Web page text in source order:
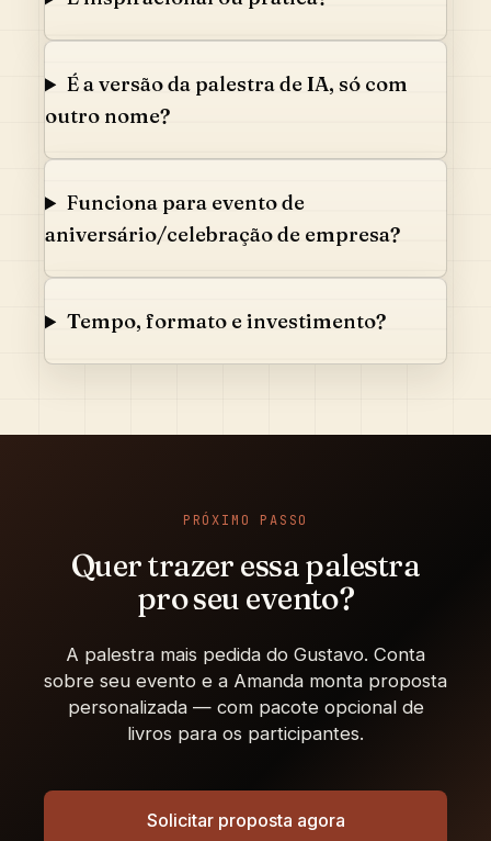
É a versão da palestra de IA, só com
outro nome?
Funciona para evento de
aniversário/celebração de empresa?
Tempo, formato e investimento?
PRÓXIMO PASSO
Quer trazer essa palestra
pro seu evento?
A palestra mais pedida do Gustavo. Conta
sobre seu evento e a Amanda monta proposta
personalizada — com pacote opcional de
livros para os participantes.
Solicitar proposta agora